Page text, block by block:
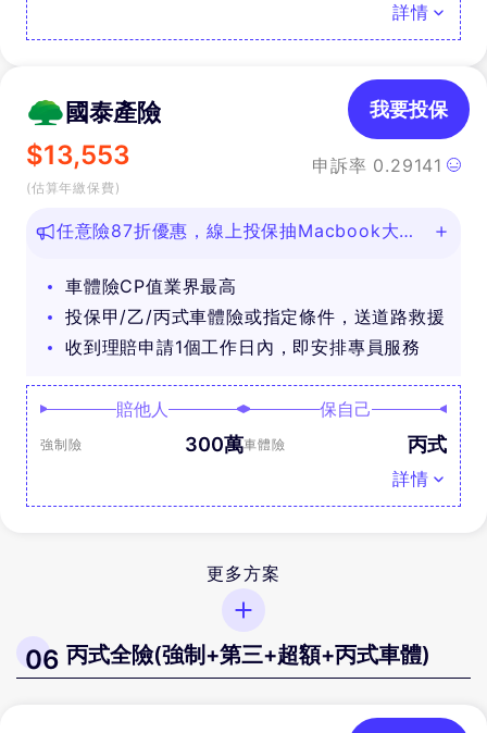
詳情
國泰產險
$13,553
(估算年繳保費)
申訴率 0.29141
我要投保
任意險87折優惠，線上投保抽Macbook大
車體險CP值業界最高
投保甲/乙/丙式車體險或指定條件，送道路救援
收到理賠申請1個工作日內，即安排專員服務
賠他人
強制險 300萬
保自己
車體險 丙式
詳情
更多方案
06 丙式全險(強制+第三+超額+丙式車體)